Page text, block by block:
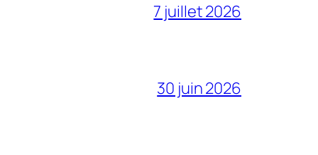
7 juillet 2026
30 juin 2026